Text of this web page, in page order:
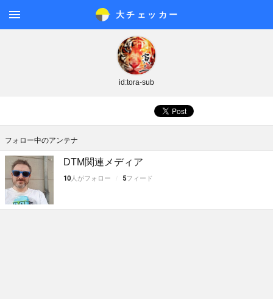
大チェッカ ー
メニ
id:tora-sub
フォロー中のアンテナ
DTM関連メディア
10 人がフォロー 5フィード